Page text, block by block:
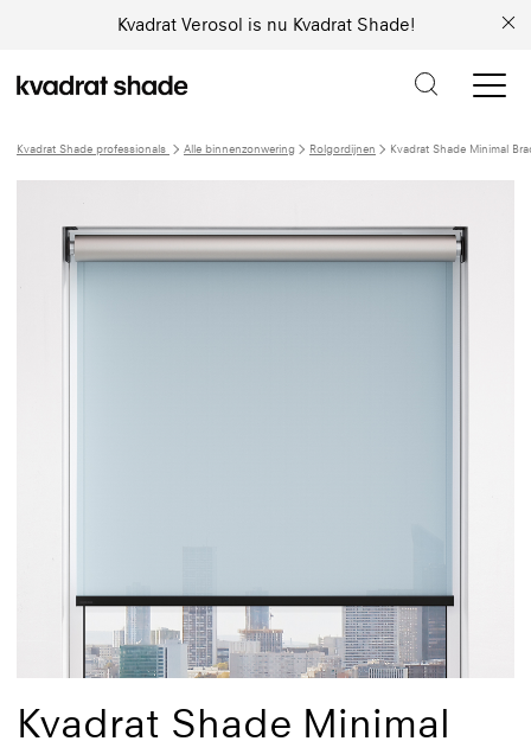
Kvadrat Verosol is nu Kvadrat Shade!
Kvadrat Shade professionals Alle binnenzonwering Rolgordijnen Kvadrat Shade Minimal
Kvadrat Shade Minimal